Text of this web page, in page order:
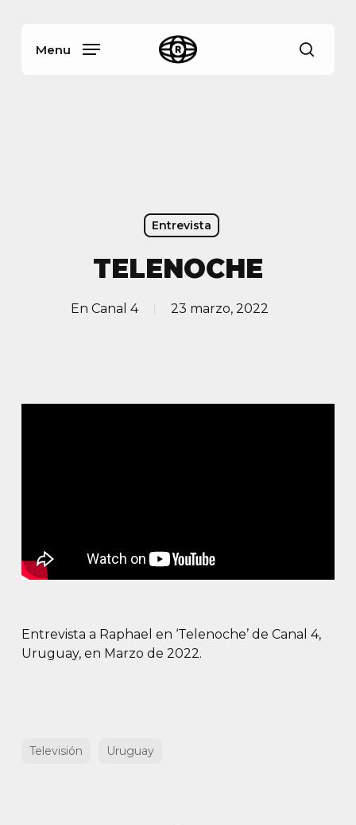
Menu
Entrevista
TELENOCHE
En Canal 4 23 marzo, 2022
Entrevista a Raphael en ‘Telenoche’ de Canal 4,
Uruguay, en Marzo de 2022.
Televisión Uruguay